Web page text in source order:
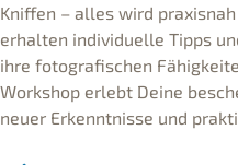
Kniffen – alles wird
erhalten individuelle Tipps
ihre fotografischen
Workshop erlebt Deine
neuer Erkenntnisse und